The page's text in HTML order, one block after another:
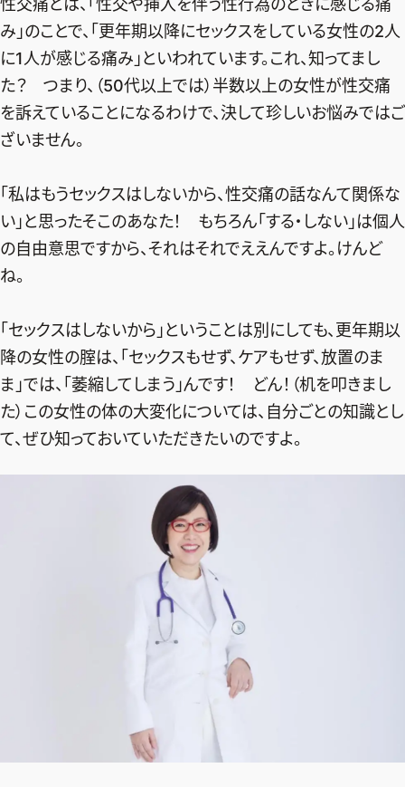
エクラプレミアム通販
売れ筋ランキング
エクラ掲載品
エクラ限定アイテム
イーバイエクラ
FOLLOW US
ファッション、ライフスタイル、
JOIN US
編集部から届くメールマガジン、
特典が満載！
新規会員登録はこちら
性交痛とは、「性交や挿入を伴う性行為のときに感じる痛
み」のことで、「更年期以降にセックスをしている女性の2人
に1人が感じる痛み」といわれています。これ、知ってまし
た？ つまり、（50代以上では）半数以上の女性が性交痛
を訴えていることになるわけで、決して珍しいお悩みではご
ざいません。
「私はもうセックスはしないから、性交痛の話なんて関係な
い」と思ったそこのあなた！ もちろん「する・しない」は個人
の自由意思ですから、それはそれでええんですよ。けんど
ね。
「セックスはしないから」ということは別にしても、更年期以
降の女性の腟は、「セックスもせず、ケアもせず、放置のま
ま」では、「萎縮してしまう」んです！ どん！（机を叩きまし
た）この女性の体の大変化については、自分ごとの知識とし
て、ぜひ知っておいていただきたいのですよ。